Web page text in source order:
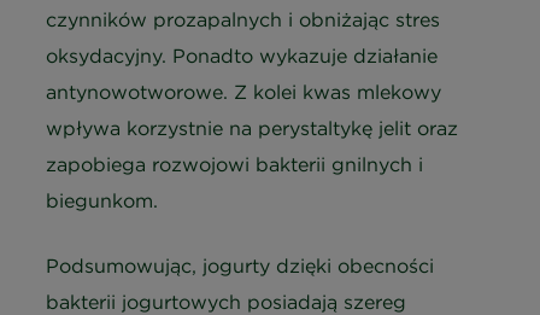
czynników prozapalnych i obniżając stres
oksydacyjny. Ponadto wykazuje działanie
antynowotworowe. Z kolei kwas mlekowy
wpływa korzystnie na perystaltykę jelit oraz
zapobiega rozwojowi bakterii gnilnych i
biegunkom.
Podsumowując, jogurty dzięki obecności
bakterii jogurtowych posiadają szereg